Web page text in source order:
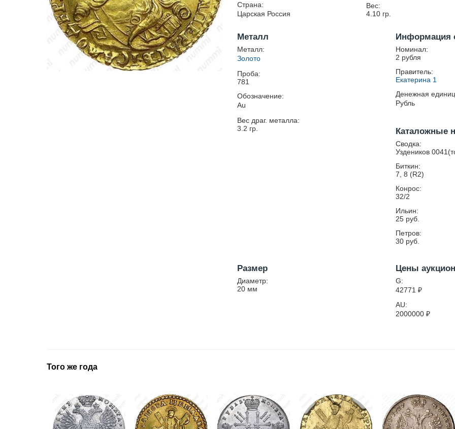
Страна:
Царская Россия
Вес:
4.10гр.
Металл
Металл:
Золото
Проба:
781
Обозначение:
Au
Вес драг. металла:
3.2 гр.
Информация
Номинал:
2 рубля
Правитель:
Екатерина 1
Денежная
Рубль
Каталожные
Сводка:
Уздеников
Биткин:
7, 8 (R2)
Конрос:
32/2
Ильин:
25 руб.
Петров:
30 руб.
Размер
Диаметр:
20 мм
Цены
G:
42771 ₽
AU:
2000000 ₽
Того же года